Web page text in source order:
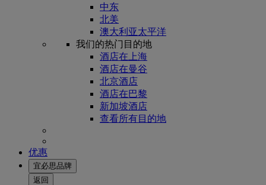
中东
北美
澳大利亚太平洋
我们的热门目的地
酒店在上海
酒店在曼谷
北京酒店
酒店在巴黎
新加坡酒店
查看所有目的地
优惠
宜必思品牌
返回